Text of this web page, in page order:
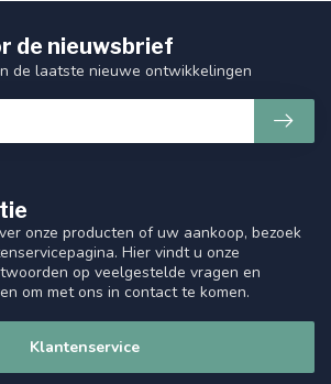
onze producten of uw aankoop, bezoek
Hier vindt u onze
op veelgestelde vragen en
om met ons in contact te komen.
Klantenservice
de nieuwsbrief
de laatste nieuwe ontwikkelingen